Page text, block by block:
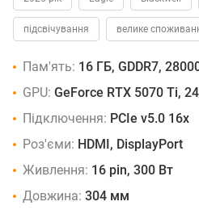
підсвічування велике
Пам'ять: 16 ГБ, GDDR7,
GPU: GeForce RTX 5070 Ti,
Підключення: PCIe v5.0 16x
Роз'єми: HDMI, DisplayPort
Живлення: 16 pin, 300 Вт
Довжина: 304 мм